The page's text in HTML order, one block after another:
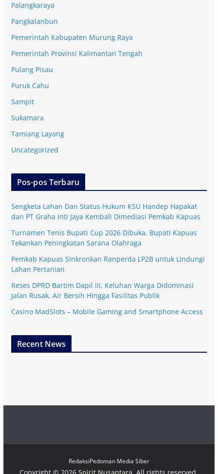
Palangkaraya
Pangkalanbun
Pemerintah Kabupaten Murung Raya
Pemerintah Provinsi Kalimantan Tengah
Pulang Pisau
Puruk Cahu
Sampit
Sukamara
Tamiang Layang
Uncategorized
Pos-pos Terbaru
Sengketa Lahan Dan Status Hukum KSU Handep Hapakat
dan PT Graha Inti Jaya Kembali Dimediasi Pemkab Kapuas
Turnamen Tenis Bupati Cup 2026 Dibuka, Bupati Kapuas
Tekankan Peningkatan Sarana Olahraga
Pemkab Kapuas Sinkronkan Ranperda LP2B untuk Lindungi
Lahan Pertanian
Reses DPRD Bartim Dapil III, Keluhan Warga Didominasi
Jalan Rusak, Air Bersih Hingga Fasilitas Publik
Casino MadSlots – Mobile Gaming and Smartphone Access
Recent News
RedaksiPedoman Media Siber